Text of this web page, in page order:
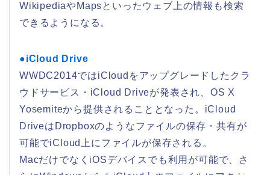
WikipediaやMapsといったウェブ上の情報も検索
できるようになる。
●iCloud Drive
WWDC2014ではiCloudをアップグレードしたクラ
ウドサービス・iCloud Driveが発表され、OS X
Yosemiteから提供されることとなった。iCloud
DriveはDropboxのようなファイルの保存・共有が
可能でiCloud上にファイルが保存される。
MacだけでなくiOSデバイスでも利用が可能で、さ